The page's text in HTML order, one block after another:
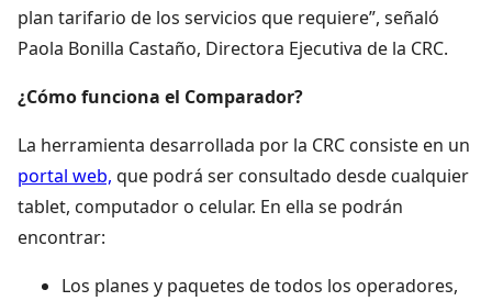
plan tarifario de los servicios que requiere”, señaló
Paola Bonilla Castaño, Directora Ejecutiva de la CRC.
¿Cómo funciona el Comparador?
La herramienta desarrollada por la CRC consiste en un
portal web, que podrá ser consultado desde cualquier
tablet, computador o celular. En ella se podrán
encontrar:
Los planes y paquetes de todos los operadores,